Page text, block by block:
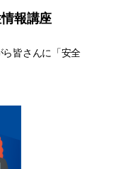
報講座
皆さんに「安全